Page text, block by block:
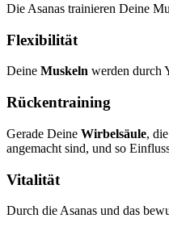
Die Asanas trainieren Deine
Flexibilität
Deine Muskeln werden durch
Rückentraining
Gerade Deine Wirbelsäule,
angemacht sind, und so
Vitalität
Durch die Asanas und das